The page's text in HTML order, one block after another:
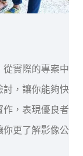
實際的專案中邊
，讓你能夠快速
，表現優良者，
更了解影像公司